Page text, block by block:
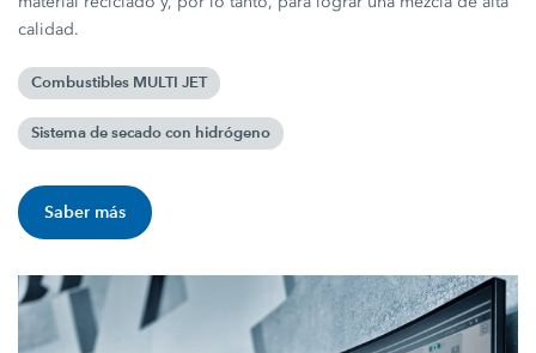
calidad.
Combustibles MULTI JET
Sistema de secado con hidrógeno
Saber más